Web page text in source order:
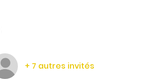
+ 7 autres invités